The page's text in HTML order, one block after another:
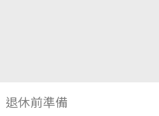
退休前準備